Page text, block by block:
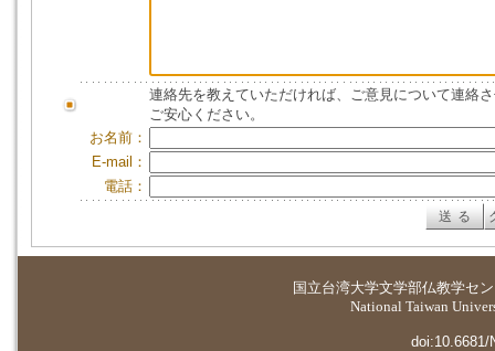
連絡先を教えていただければ、ご意見について連絡
ご安心ください。
お名前：
E-mail：
電話：
国立台湾大学文学部仏教学セ
National Taiwan
doi:10.6681/